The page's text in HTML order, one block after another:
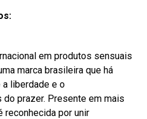
em produtos sensuais
marca brasileira que há
liberdade e o
prazer. Presente em mais
reconhecida por unir